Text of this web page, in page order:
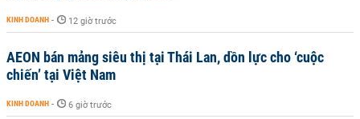
KINH DOANH - 12 giờ trước
AEON bán mảng siêu thị tại Thái Lan, dồn lực cho ‘cuộc
chiến’ tại Việt Nam
KINH DOANH - 6 giờ trước